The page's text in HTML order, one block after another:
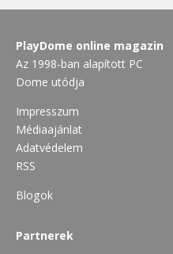
PlayDome online magazin
Az 1998-ban alapított PC
Dome utódja
Impresszum
Médiaajánlat
Adatvédelem
RSS
Blogok
Partnerek